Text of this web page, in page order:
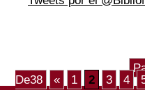
De38
« 1 2 3 4